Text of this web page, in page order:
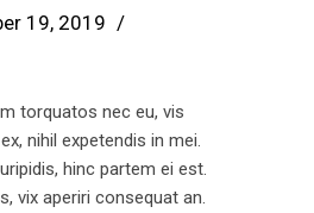
19, 2019
torquatos nec eu, vis
nihil expetendis in mei.
hinc partem ei est.
vix aperiri consequat an.